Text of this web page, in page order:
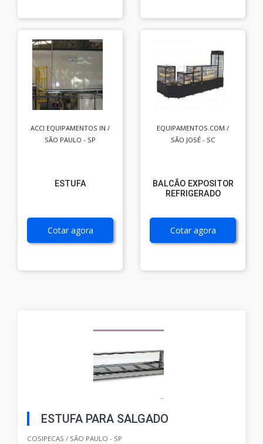
ACCI EQUIPAMENTOS IN /
SÃO PAULO - SP
ESTUFA
Cotar agora
EQUIPAMENTOS.COM /
SÃO JOSÉ - SC
BALCÃO EXPOSITOR
REFRIGERADO
Cotar agora
ESTUFA PARA SALGADO
COSIPECAS / SÃO PAULO - SP